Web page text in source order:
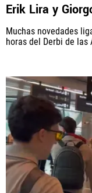
Erik Lira y
Muchas novedades
horas del Derbi de las